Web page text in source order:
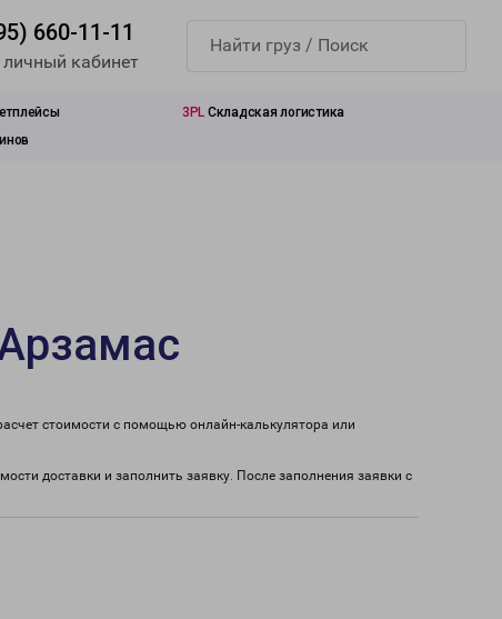
660-11-11
личный кабинет
3PL Складская логистика
стоимости с помощью онлайн-калькулятора или
доставки и заполнить заявку. После заполнения заявки с